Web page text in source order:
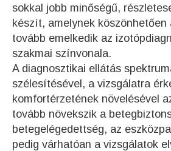
sokkal jobb minőségű,
készít, amelynek köszönhetően
tovább emelkedik az
szakmai színvonala.
A diagnosztikai ellátás
szélesítésével, a vizsgálatra
komfortérzetének növelésével
tovább növekszik a
betegelégedettség, az
pedig várhatóan a vizsgálatok